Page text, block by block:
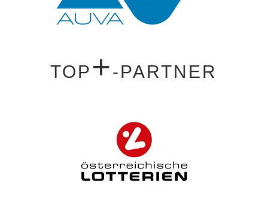
TOP+-PARTNER